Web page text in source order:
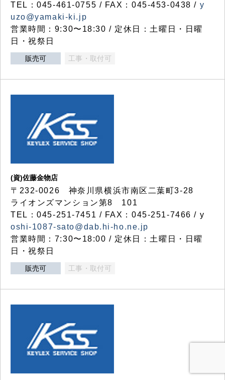
TEL：045-461-0755 / FAX：045-453-0438 / y
uzo@yamaki-ki.jp
営業時間：9:30〜18:30 / 定休日：土曜日・日曜
日・祝祭日
販売可 工事・取付可
(資)佐藤金物店
〒232-0026 神奈川県横浜市南区二葉町3-28
ライオンズマンション第8 101
TEL：045-251-7451 / FAX：045-251-7466 / y
oshi-1087-sato@dab.hi-ho.ne.jp
営業時間：7:30〜18:00 / 定休日：土曜日・日曜
日・祝祭日
販売可 工事・取付可